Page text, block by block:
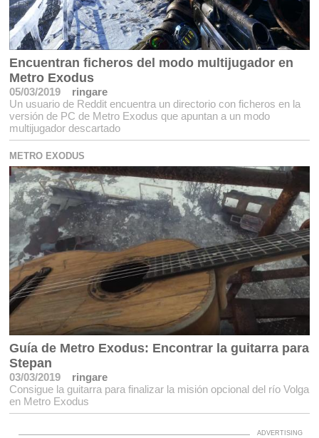
Encuentran ficheros del modo multijugador en
Metro Exodus
05/03/2019
ringare
Un usuario de Reddit encuentra un directorio con ficheros en la
versión de PC de Metro Exodus que apuntan a un modo
multijugador descartado
METRO EXODUS
Guía de Metro Exodus: Encontrar la guitarra para
Stepan
03/03/2019
ringare
Consigue la guitarra para finalizar la misión opcional del río Volga
en Metro Exodus